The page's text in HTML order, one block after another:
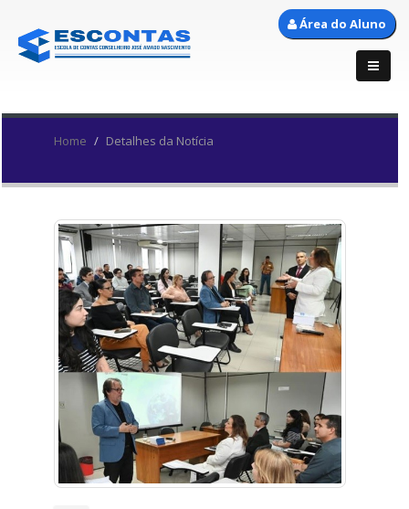
Área do Aluno
Home Detalhes da Notícia